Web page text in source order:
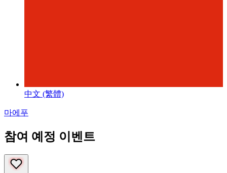
中文 (繁體)
마에푸
참여 예정 이벤트